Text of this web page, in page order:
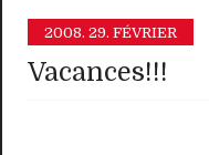
2008. 29. FÉVRIER
Vacances!!!